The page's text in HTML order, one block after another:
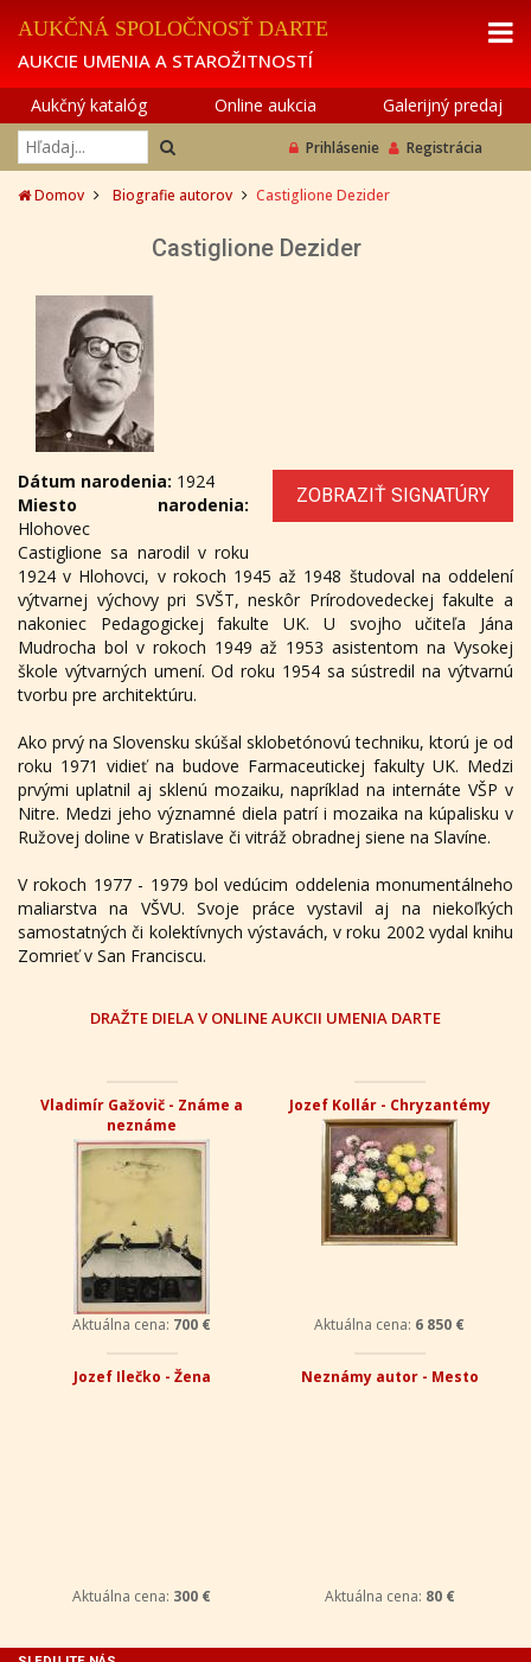
AUKČNÁ SPOLOČNOSŤ DARTE
AUKCIE UMENIA A STAROŽITNOSTÍ
Aukčný katalóg Online aukcia Galerijný predaj
Prihlásenie Registrácia
Domov Biografie autorov Castiglione Dezider
Castiglione Dezider
ZOBRAZIŤ SIGNATÚRY
Dátum narodenia: 1924
Miesto narodenia:
Hlohovec
Castiglione sa narodil v roku
1924 v Hlohovci, v rokoch 1945 až 1948 študoval na oddelení
výtvarnej výchovy pri SVŠT, neskôr Prírodovedeckej fakulte a
nakoniec Pedagogickej fakulte UK. U svojho učiteľa Jána
Mudrocha bol v rokoch 1949 až 1953 asistentom na Vysokej
škole výtvarných umení. Od roku 1954 sa sústredil na výtvarnú
tvorbu pre architektúru.
Ako prvý na Slovensku skúšal sklobetónovú techniku, ktorú je od
roku 1971 vidieť na budove Farmaceutickej fakulty UK. Medzi
prvými uplatnil aj sklenú mozaiku, napríklad na internáte VŠP v
Nitre. Medzi jeho významné diela patrí i mozaika na kúpalisku v
Ružovej doline v Bratislave či vitráž obradnej siene na Slavíne.
V rokoch 1977 - 1979 bol vedúcim oddelenia monumentálneho
maliarstva na VŠVU. Svoje práce vystavil aj na niekoľkých
samostatných či kolektívnych výstavách, v roku 2002 vydal knihu
Zomrieť v San Franciscu.
DRAŽTE DIELA V ONLINE AUKCII UMENIA DARTE
Vladimír Gažovič - Známe a
neznáme
Aktuálna cena: 700 €
Jozef Kollár - Chryzantémy
Aktuálna cena: 6 850 €
Jozef Ilečko - Žena
Aktuálna cena: 300 €
Neznámy autor - Mesto
Aktuálna cena: 80 €